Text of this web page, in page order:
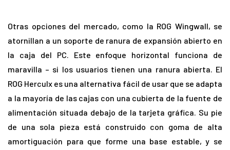
Otras opciones del mercado, como la ROG Wingwall, se
atornillan a un soporte de ranura de expansión abierto en
la caja del PC. Este enfoque horizontal funciona de
maravilla – si los usuarios tienen una ranura abierta. El
ROG Herculx es una alternativa fácil de usar que se adapta
a la mayoría de las cajas con una cubierta de la fuente de
alimentación situada debajo de la tarjeta gráfica. Su pie
de una sola pieza está construido con goma de alta
amortiguación para que forme una base estable, y se